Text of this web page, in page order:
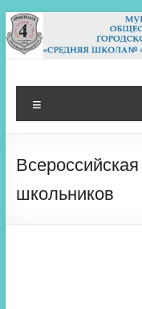
Перейти
к
содержимому
МБОУ
Архангельск
школьников